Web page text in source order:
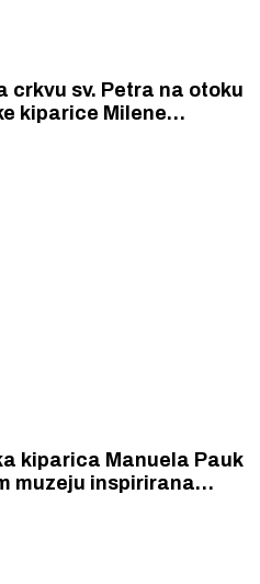
crkvu sv. Petra na otoku
kiparice Milene
kiparica Manuela Pauk
muzeju inspirirana